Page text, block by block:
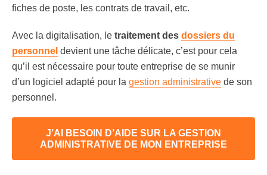
fiches de poste, les contrats de travail, etc.
Avec la digitalisation, le traitement des dossiers du
personnel devient une tâche délicate, c’est pour cela
qu’il est nécessaire pour toute entreprise de se munir
d’un logiciel adapté pour la gestion administrative de son
personnel.
J’AI BESOIN D’AIDE SUR LA GESTION
ADMINISTRATIVE DE MON ENTREPRISE